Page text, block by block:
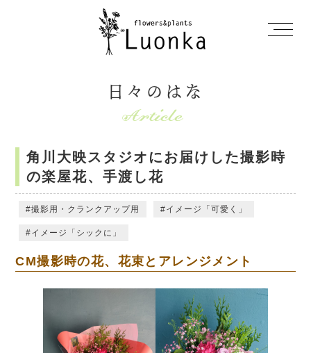
日々のはな
角川大映スタジオにお届けした撮影時
の楽屋花、手渡し花
撮影用・クランクアップ用 イメージ「可愛く」
イメージ「シックに」
CM撮影時の花、花束とアレンジメント